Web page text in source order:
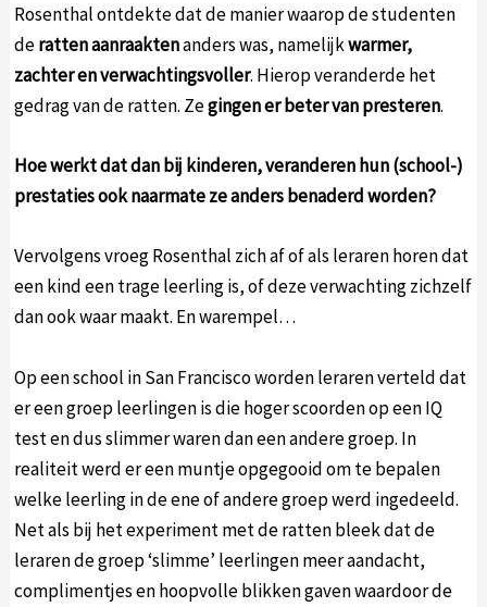
Rosenthal ontdekte dat de manier waarop de studenten
deratten aanraaktenanders was, namelijkwarmer,
zachter en verwachtingsvoller. Hierop veranderde het
gedrag van de ratten. Zegingen er beter van presteren.
Hoe werkt dat dan bij kinderen, veranderen hun (school-)
prestaties ook naarmate ze anders benaderd worden?
Vervolgens vroeg Rosenthal zich af of als leraren horen dat
een kind een trage leerling is, of deze verwachting zichzelf
dan ook waar maakt. En warempel…
Op een school in San Francisco worden leraren verteld dat
er een groep leerlingen is die hoger scoorden op een IQ
test en dus slimmer waren dan een andere groep. In
realiteit werd er een muntje opgegooid om te bepalen
welke leerling in de ene of andere groep werd ingedeeld.
Net als bij het experiment met de ratten bleek dat de
leraren de groep ‘slimme’ leerlingen meer aandacht,
complimentjes en hoopvolle blikken gaven waardoor de